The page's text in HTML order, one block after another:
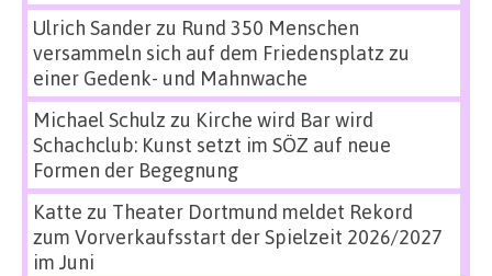
Ulrich Sanderzu Rund 350 Menschen
versammeln sich auf dem Friedensplatz zu
einer Gedenk- und Mahnwache
Michael Schulz zu Kirche wird Bar wird
Schachclub: Kunst setzt im SÖZ auf neue
Formen der Begegnung
Katte zu Theater Dortmund meldet Rekord
zum Vorverkaufsstart der Spielzeit 2026/2027
im Juni